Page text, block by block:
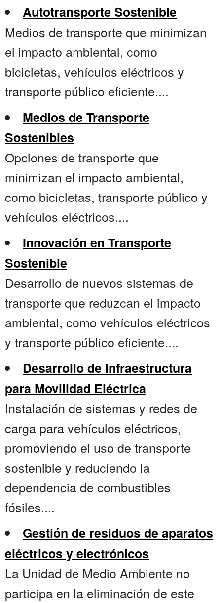
Autotransporte Sostenible
Medios de transporte que minimizan
el impacto ambiental, como
bicicletas, vehículos eléctricos y
transporte público eficiente....
Medios de Transporte
Sostenibles
Opciones de transporte que
minimizan el impacto ambiental,
como bicicletas, transporte público y
vehículos eléctricos....
Innovación en Transporte
Sostenible
Desarrollo de nuevos sistemas de
transporte que reduzcan el impacto
ambiental, como vehículos eléctricos
y transporte público eficiente....
Desarrollo de Infraestructura
para Movilidad Eléctrica
Instalación de sistemas y redes de
carga para vehículos eléctricos,
promoviendo el uso de transporte
sostenible y reduciendo la
dependencia de combustibles
fósiles....
Gestión de residuos de aparatos
eléctricos y electrónicos
La Unidad de Medio Ambiente no
participa en la eliminación de este